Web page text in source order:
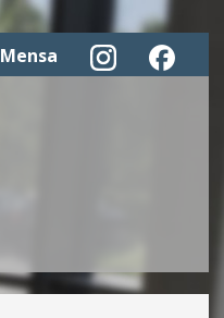
Mensa